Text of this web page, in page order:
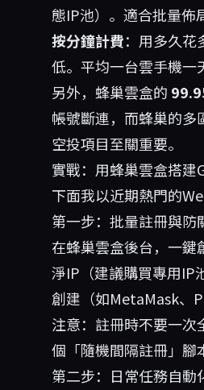
態IP池）。適合批量佈
按分鐘計費：用多久花
低。平均一台雲手機一
另外，蜂巢雲盒的
帳號斷連，而蜂巢的
空投項目至關重要。
實戰：用蜂巢雲盒搭建
下面我以近期熱門的
第一步：批量註冊與防
在蜂巢雲盒後台，一
淨IP（建議購買專用IP
創建（如MetaMask、
注意：註冊時不要一
個「隨機間隔註冊」腳
第二步：日常任務自動